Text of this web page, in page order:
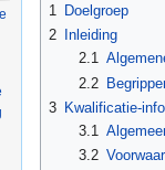
1
Doelgroep
2
Inleiding
2.1
2.2
3 Kwalificatie-
3.1
3.2